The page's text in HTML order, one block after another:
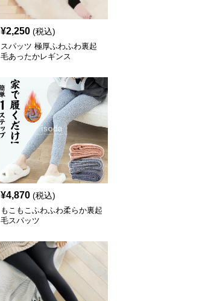
¥2,250 (税込)
スパッツ 極厚ふわふわ裏起
毛あったかレギンス
¥4,870 (税込)
もこもこふわふわ柔らか裏起
毛スパッツ